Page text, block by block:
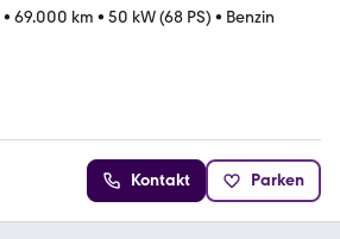
• 69.000 km • 50 kW (68 PS) • Benzin
Kontakt Parken